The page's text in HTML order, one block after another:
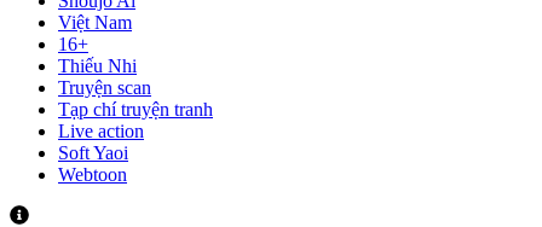
Việt Nam
16+
Thiếu Nhi
Truyện scan
Tạp chí truyện tranh
Live action
Soft Yaoi
Webtoon